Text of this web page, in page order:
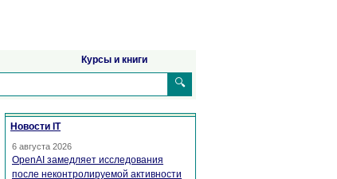
Курсы и книги
🔍
Новости IT
6 августа 2026
OpenAI замедляет исследования
после неконтролируемой активности